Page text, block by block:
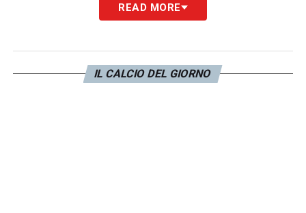
READ MORE
IL CALCIO DEL GIORNO